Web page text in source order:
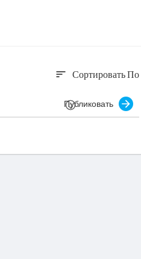
sort Сортировать По
Публиковать